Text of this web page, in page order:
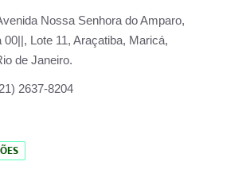
Nossa Senhora do Amparo,
00||, Lote 11, Araçatiba, Maricá,
de Janeiro.
2637-8204